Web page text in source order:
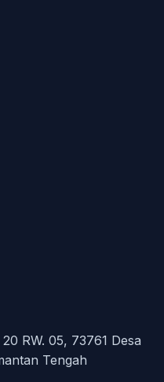
RW. 05, 73761 Desa
Tengah